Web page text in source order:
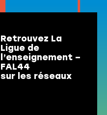
Retrouvez La
Ligue de
l’enseignement –
FAL44
sur les réseaux